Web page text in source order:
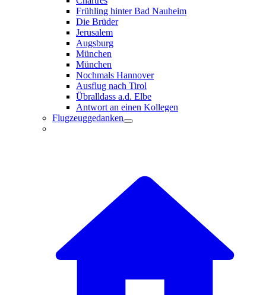
Frühling hinter Bad Nauheim
Die Brüder
Jerusalem
Augsburg
München
München
Nochmals Hannover
Ausflug nach Tirol
Übralldass a.d. Elbe
Antwort an einen Kollegen
Flugzeuggedanken